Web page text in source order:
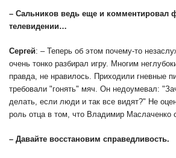
– Сальников ведь еще и комментировал
телевидении…
Сергей: – Теперь об этом почему-то
очень тонко разбирал игру. Многим
правда, не нравилось. Приходили гневные
требовали "гонять" мяч. Он недоумевал:
делать, если люди и так все видят?" Не
роль отца в том, что Владимир Маслаченко
– Давайте восстановим справедливость.